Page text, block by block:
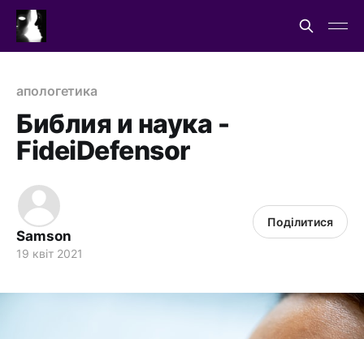
апологетика
Библия и наука -
FideiDefensor
Samson
19 квіт 2021
Поділитися